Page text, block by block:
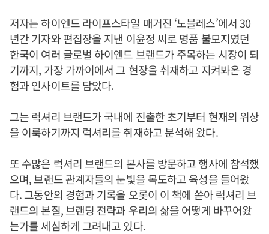
저자는 하이엔드 라이프스타일 매거진 ‘노블레스’에서 30
년간 기자와 편집장을 지낸 이윤정 씨로 명품 불모지였던
한국이 여러 글로벌 하이엔드 브랜드가 주목하는 시장이 되
기까지, 가장 가까이에서 그 현장을 취재하고 지켜봐온 경
험과 인사이트를 담았다.
그는 럭셔리 브랜드가 국내에 진출한 초기부터 현재의 위상
을 이룩하기까지 럭셔리를 취재하고 분석해 왔다.
또 수많은 럭셔리 브랜드의 본사를 방문하고 행사에 참석했
으며, 브랜드 관계자들의 눈빛을 목도하고 육성을 들어왔
다. 그동안의 경험과 기록을 오롯이 이 책에 쏟아 럭셔리 브
랜드의 본질, 브랜딩 전략과 우리의 삶을 어떻게 바꾸어왔
는가를 세심하게 그려내고 있다.